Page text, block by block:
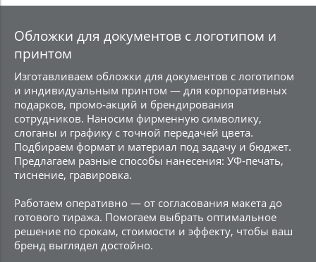
Обложки для документов с логотипом и
принтом
Изготавливаем обложки для документов с логотипом
и индивидуальным принтом — для корпоративных
подарков, промо‑акций и брендирования
сотрудников. Наносим фирменную символику,
слоганы и графику с точной передачей цвета.
Подбираем формат и материал под задачу и бюджет.
Предлагаем разные способы нанесения: УФ‑печать,
тиснение, гравировка.
Работаем оперативно — от согласования макета до
готового тиража. Помогаем выбрать оптимальное
решение по срокам, стоимости и эффекту, чтобы ваш
бренд выглядел достойно.